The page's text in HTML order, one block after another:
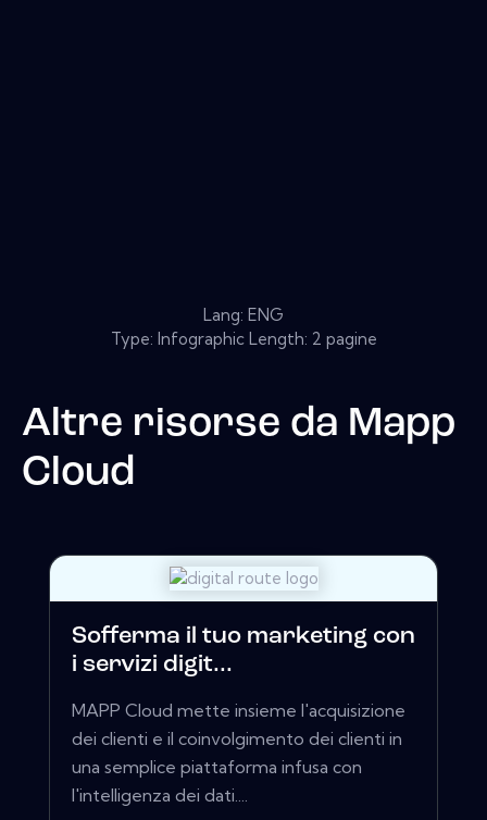
Lang: ENG
Type: Infographic Length: 2 pagine
Altre risorse da Mapp
Cloud
Sofferma il tuo marketing con
i servizi digit...
MAPP Cloud mette insieme l'acquisizione
dei clienti e il coinvolgimento dei clienti in
una semplice piattaforma infusa con
l'intelligenza dei dati....